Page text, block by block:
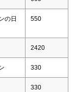
の日
550
2420
330
330